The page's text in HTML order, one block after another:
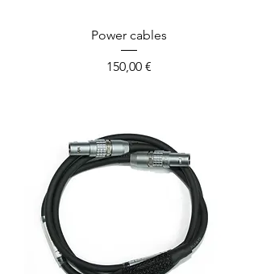
Power cables
Prix
150,00 €